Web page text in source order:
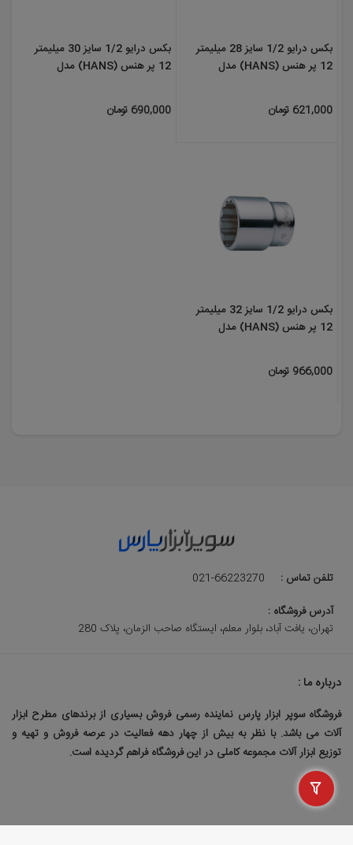
بکس درایو 1/2 سایز 28 میلیمتر
12 پر هنس (HANS) مدل
621,000 تومان
بکس درایو 1/2 سایز 30 میلیمتر
12 پر هنس (HANS) مدل
690,000 تومان
بکس درایو 1/2 سایز 32 میلیمتر
12 پر هنس (HANS) مدل
966,000 تومان
تلفن تماس :
021-66223270
آدرس فروشگاه :
تهران، یافت آباد، بلوار معلم، ایستگاه صاحب الزمان، پلاک 280
درباره ما :
فروشگاه سوپر ابزار پارس نماینده رسمی فروش بسیاری از برندهای مطرح ابزار
آلات می باشد. با نظر به بیش از چهار دهه فعالیت در عرصه فروش و تهیه و
توزیع ابزار آلات مجموعه کاملی در این فروشگاه فراهم گردیده است.